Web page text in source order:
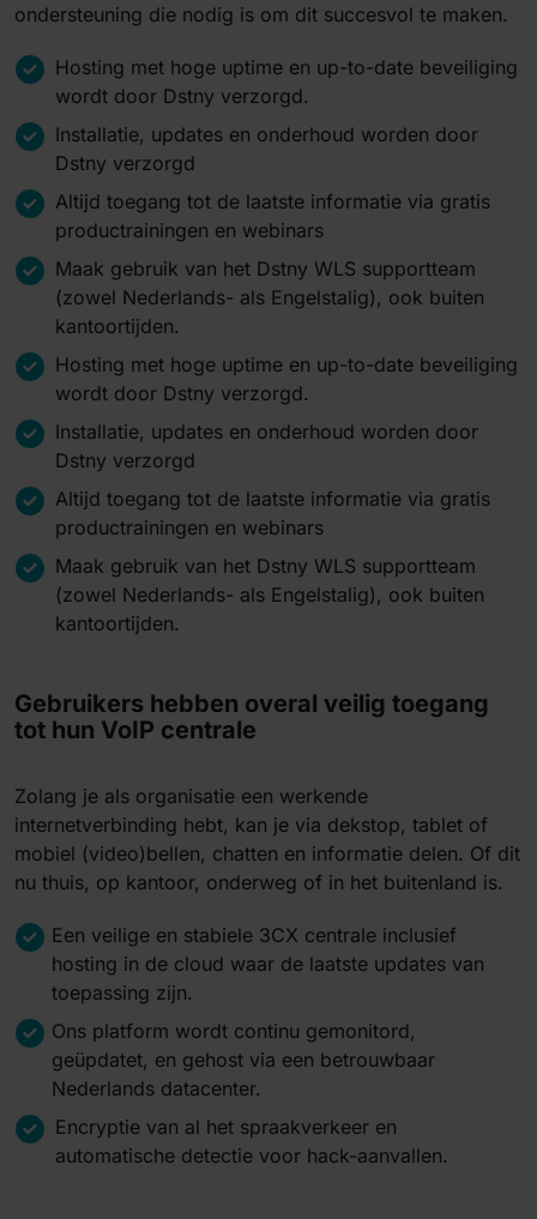
ondersteuning die nodig is om dit succesvol te maken.
Hosting met hoge uptime en up-to-date beveiliging
wordt door Dstny verzorgd.
Installatie, updates en onderhoud worden door
Dstny verzorgd
Altijd toegang tot de laatste informatie via gratis
productrainingen en webinars
Maak gebruik van het Dstny WLS supportteam
(zowel Nederlands- als Engelstalig), ook buiten
kantoortijden.
Hosting met hoge uptime en up-to-date beveiliging
wordt door Dstny verzorgd.
Installatie, updates en onderhoud worden door
Dstny verzorgd
Altijd toegang tot de laatste informatie via gratis
productrainingen en webinars
Maak gebruik van het Dstny WLS supportteam
(zowel Nederlands- als Engelstalig), ook buiten
kantoortijden.
Gebruikers hebben overal veilig toegang
tot hun VoIP centrale
Zolang je als organisatie een werkende
internetverbinding hebt, kan je via dekstop, tablet of
mobiel (video)bellen, chatten en informatie delen. Of dit
nu thuis, op kantoor, onderweg of in het buitenland is.
Een veilige en stabiele 3CX centrale inclusief
hosting in de cloud waar de laatste updates van
toepassing zijn.
Ons platform wordt continu gemonitord,
geüpdatet, en gehost via een betrouwbaar
Nederlands datacenter.
Encryptie van al het spraakverkeer en
automatische detectie voor hack-aanvallen.